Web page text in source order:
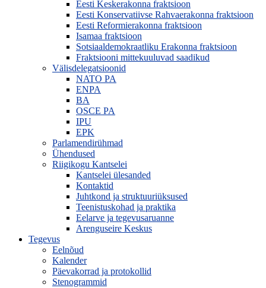
Eesti Keskerakonna fraktsioon
Eesti Konservatiivse Rahvaerakonna fraktsioon
Eesti Reformierakonna fraktsioon
Isamaa fraktsioon
Sotsiaaldemokraatliku Erakonna fraktsioon
Fraktsiooni mittekuuluvad saadikud
Välisdelegatsioonid
NATO PA
ENPA
BA
OSCE PA
IPU
EPK
Parlamendirühmad
Ühendused
Riigikogu Kantselei
Kantselei ülesanded
Kontaktid
Juhtkond ja struktuuriüksused
Teenistuskohad ja praktika
Eelarve ja tegevusaruanne
Arenguseire Keskus
Tegevus
Eelnõud
Kalender
Päevakorrad ja protokollid
Stenogrammid